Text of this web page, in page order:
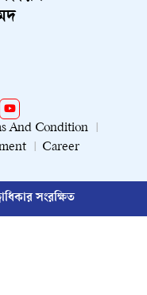
And Condition
Career
সংরক্ষিত